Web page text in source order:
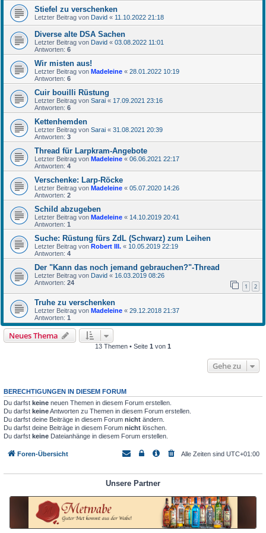
Stiefel zu verschenken
Letzter Beitrag von David « 11.10.2022 21:18
Diverse alte DSA Sachen
Letzter Beitrag von David « 03.08.2022 11:01
Antworten: 6
Wir misten aus!
Letzter Beitrag von Madeleine « 28.01.2022 10:19
Antworten: 6
Cuir bouilli Rüstung
Letzter Beitrag von Sarai « 17.09.2021 23:16
Antworten: 6
Kettenhemden
Letzter Beitrag von Sarai « 31.08.2021 20:39
Antworten: 3
Thread für Larpkram-Angebote
Letzter Beitrag von Madeleine « 06.06.2021 22:17
Antworten: 4
Verschenke: Larp-Röcke
Letzter Beitrag von Madeleine « 05.07.2020 14:26
Antworten: 2
Schild abzugeben
Letzter Beitrag von Madeleine « 14.10.2019 20:41
Antworten: 1
Suche: Rüstung fürs ZdL (Schwarz) zum Leihen
Letzter Beitrag von Robert III. « 10.05.2019 22:19
Antworten: 4
Der "Kann das noch jemand gebrauchen?"-Thread
Letzter Beitrag von David « 16.03.2019 08:26
Antworten: 24 1 2
Truhe zu verschenken
Letzter Beitrag von Madeleine « 29.12.2018 21:37
Antworten: 1
Neues Thema
13 Themen • Seite 1 von 1
Gehe zu
BERECHTIGUNGEN IN DIESEM FORUM
Du darfst keine neuen Themen in diesem Forum erstellen.
Du darfst keineAntworten zu Themen in diesem Forum erstellen.
Du darfst deine Beiträge in diesem Forum nicht ändern.
Du darfst deine Beiträge in diesem Forum nicht löschen.
Du darfst keine Dateianhänge in diesem Forum erstellen.
Foren-Übersicht Alle Zeiten sind UTC+01:00
Unsere Partner